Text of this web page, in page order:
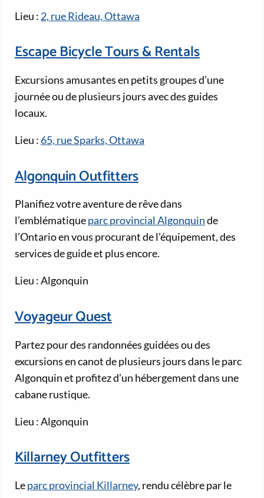
Lieu : 2, rue Rideau, Ottawa
Escape Bicycle Tours & Rentals
Excursions amusantes en petits groupes d’une
journée ou de plusieurs jours avec des guides
locaux.
Lieu : 65, rue Sparks, Ottawa
Algonquin Outfitters
Planifiez votre aventure de rêve dans
l’emblématiqueparc provincial Algonquinde
l’Ontario en vous procurant de l’équipement, des
services de guide et plus encore.
Lieu : Algonquin
Voyageur Quest
Partez pour des randonnées guidées ou des
excursions en canot de plusieurs jours dans le parc
Algonquin et profitez d’un hébergement dans une
cabane rustique.
Lieu : Algonquin
Killarney Outfitters
Leparc provincial Killarney, rendu célèbre par le